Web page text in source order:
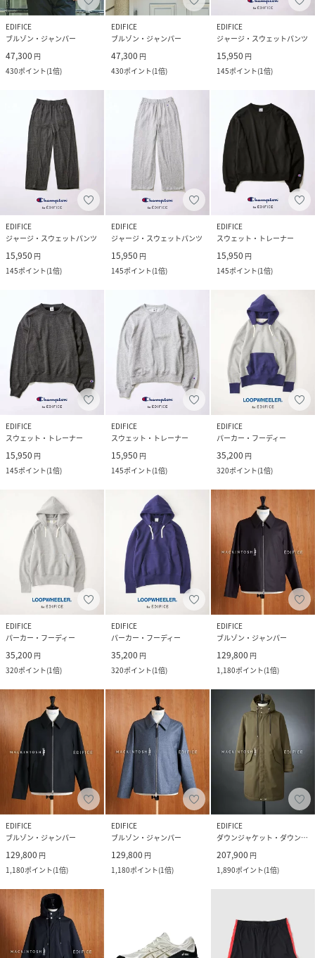
EDIFICE
ブルゾン・ジャンパー
47,300 円
430ポイント(1倍)
EDIFICE
ブルゾン・ジャンパー
47,300 円
430ポイント(1倍)
EDIFICE
ジャージ・スウェットパンツ
15,950 円
145ポイント(1倍)
EDIFICE
ジャージ・スウェットパンツ
15,950 円
145ポイント(1倍)
EDIFICE
ジャージ・スウェットパンツ
15,950 円
145ポイント(1倍)
EDIFICE
スウェット・トレーナー
15,950 円
145ポイント(1倍)
EDIFICE
スウェット・トレーナー
15,950 円
145ポイント(1倍)
EDIFICE
スウェット・トレーナー
15,950 円
145ポイント(1倍)
EDIFICE
パーカー・フーディー
35,200 円
320ポイント(1倍)
EDIFICE
パーカー・フーディー
35,200 円
320ポイント(1倍)
EDIFICE
パーカー・フーディー
35,200 円
320ポイント(1倍)
EDIFICE
ブルゾン・ジャンパー
129,800 円
1,180ポイント(1倍)
EDIFICE
ブルゾン・ジャンパー
129,800 円
1,180ポイント(1倍)
EDIFICE
ブルゾン・ジャンパー
129,800 円
1,180ポイント(1倍)
EDIFICE
ダウンジャケット・ダウンベスト
207,900 円
1,890ポイント(1倍)